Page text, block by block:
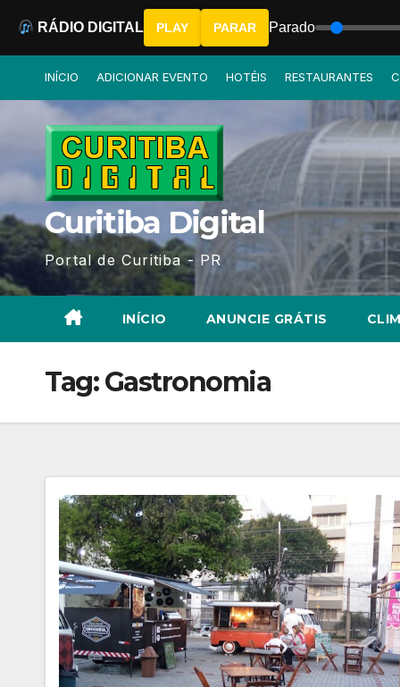
INÍCIO ADICIONAR EVENTO HOTÉIS RESTAURANTES
Curitiba Digital
Portal de Curitiba - PR
INÍCIO ANUNCIE GRÁTIS
Tag:Gastronomia
RÁDIO DIGITAL PLAY PARAR Parado